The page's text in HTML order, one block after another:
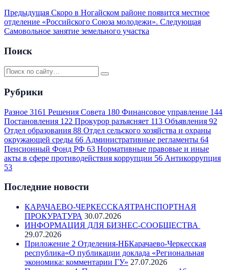
Предыдущая Скоро в Ногайском районе появится местное
отделение «Российского Союза молодежи». Следующая
Самовольное занятие земельного участка
Поиск
Рубрики
Разное 3161 Решения Совета 180 Финансовое управление 144
Постановления 122 Прокурор разъясняет 113 Объявления 92
Отдел образования 88 Отдел сельского хозяйства и охраны
окружающей среды 66 Административные регламенты 64
Пенсионный Фонд РФ 63 Нормативные правовые и иные
акты в сфере противодействия коррупции 56 Антикоррупция
53
Последние новости
КАРАЧАЕВО-ЧЕРКЕССКАЯТРАНСПОРТНАЯ
ПРОКУРАТУРА 30.07.2026
ИНФОРМАЦИЯ ДЛЯ БИЗНЕС-СООБЩЕСТВА
29.07.2026
Приложение 2 Отделения-НБКарачаево-Черкесская
республика«О публикации доклада «Региональная
экономика: комментарии ГУ» 27.07.2026